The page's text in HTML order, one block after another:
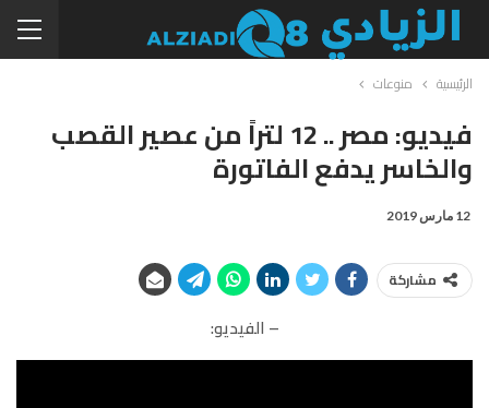
الرئيسية منوعات
فيديو: مصر .. 12 لتراً من عصير القصب
والخاسر يدفع الفاتورة
12 مارس 2019
مشاركة
– الفيديو: